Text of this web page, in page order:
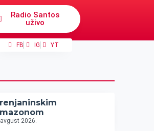
Radio Santos
uživo
FB IG YT
2026.